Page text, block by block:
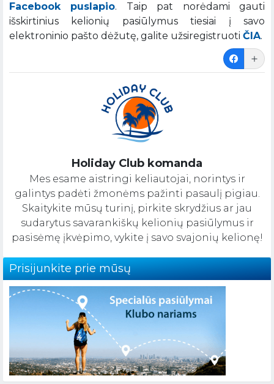
Facebook puslapio. Taip pat norėdami gauti
išskirtinius kelionių pasiūlymus tiesiai į savo
elektroninio pašto dėžutę, galite užsiregistruoti ČIA.
Holiday Club komanda
Mes esame aistringi keliautojai, norintys ir
galintys padėti žmonėms pažinti pasaulį pigiau.
Skaitykite mūsų turinį, pirkite skrydžius ar jau
sudarytus savarankiškų kelionių pasiūlymus ir
pasisėmę įkvėpimo, vykite į savo svajonių kelionę!
Prisijunkite prie mūsų